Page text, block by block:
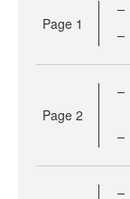
Page 1
Page 2